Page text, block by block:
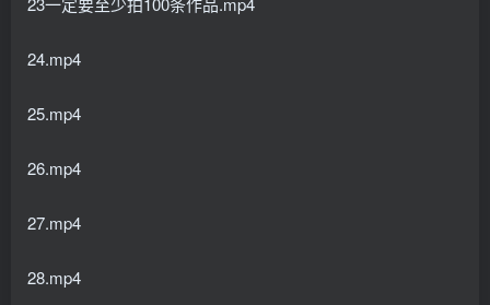
24.mp4
25.mp4
26.mp4
27.mp4
28.mp4